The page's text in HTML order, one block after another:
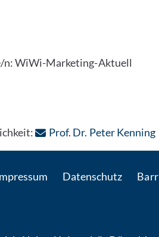
n:WiWi-Marketing-Aktuell
Prof. Dr. Peter Kenning
Datenschutz